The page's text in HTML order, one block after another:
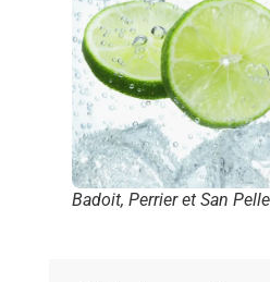
Badoit, Perrier et San